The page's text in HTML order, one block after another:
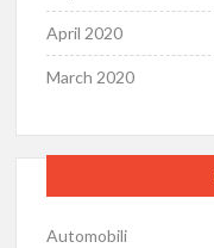
April 2020
March 2020
Automobili